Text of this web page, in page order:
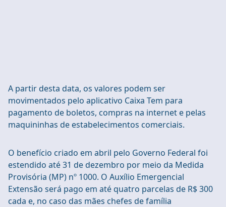
A partir desta data, os valores podem ser
movimentados pelo aplicativo Caixa Tem para
pagamento de boletos, compras na internet e pelas
maquininhas de estabelecimentos comerciais.
O benefício criado em abril pelo Governo Federal foi
estendido até 31 de dezembro por meio da Medida
Provisória (MP) nº 1000. O Auxílio Emergencial
Extensão será pago em até quatro parcelas de R$ 300
cada e, no caso das mães chefes de família